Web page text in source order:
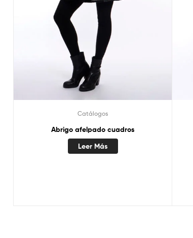
Catálogos
Abrigo afelpado cuadros
Leer Más